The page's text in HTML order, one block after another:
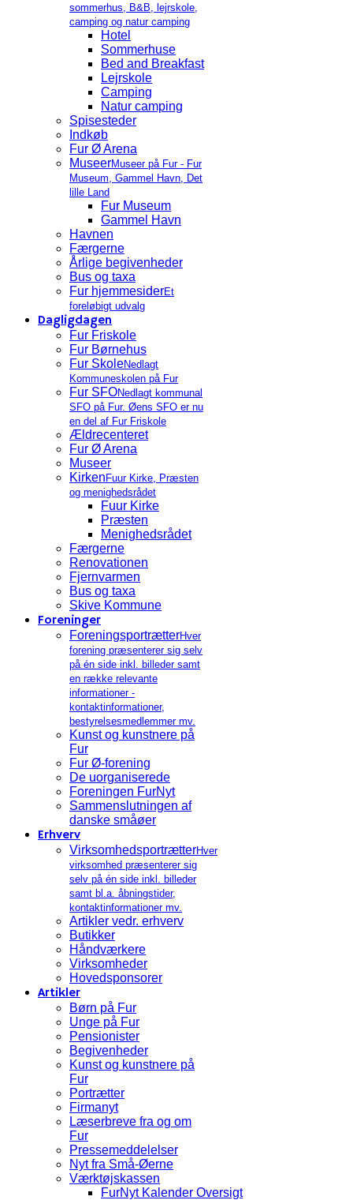
sommerhus, B&B, lejrskole,
camping og natur camping
Hotel
Sommerhuse
Bed and Breakfast
Lejrskole
Camping
Natur camping
Spisesteder
Indkøb
Fur Ø Arena
MuseerMuseer på Fur - Fur
Museum, Gammel Havn, Det
lille Land
Fur Museum
Gammel Havn
Havnen
Færgerne
Årlige begivenheder
Bus og taxa
Fur hjemmesiderEt
foreløbigt udvalg
Dagligdagen
Fur Friskole
Fur Børnehus
Fur SkoleNedlagt
Kommuneskolen på Fur
Fur SFONedlagt kommunal
SFO på Fur. Øens SFO er nu
en del af Fur Friskole
Ældrecenteret
Fur Ø Arena
Museer
Kirken Fuur Kirke, Præsten
og menighedsrådet
Fuur Kirke
Præsten
Menighedsrådet
Færgerne
Renovationen
Fjernvarmen
Bus og taxa
Skive Kommune
Foreninger
ForeningsportrætterHver
forening præsenterer sig selv
på én side inkl. billeder samt
en række relevante
informationer -
kontaktinformationer,
bestyrelsesmedlemmer mv.
Kunst og kunstnere på
Fur
Fur Ø-forening
De uorganiserede
Foreningen FurNyt
Sammenslutningen af
danske småøer
Erhverv
VirksomhedsportrætterHver
virksomhed præsenterer sig
selv på én side inkl. billeder
samt bl.a. åbningstider,
kontaktinformationer mv.
Artikler vedr. erhverv
Butikker
Håndværkere
Virksomheder
Hovedsponsorer
Artikler
Børn på Fur
Unge på Fur
Pensionister
Begivenheder
Kunst og kunstnere på
Fur
Portrætter
Firmanyt
Læserbreve fra og om
Fur
Pressemeddelelser
Nyt fra Små-Øerne
Værktøjskassen
FurNyt Kalender Oversigt